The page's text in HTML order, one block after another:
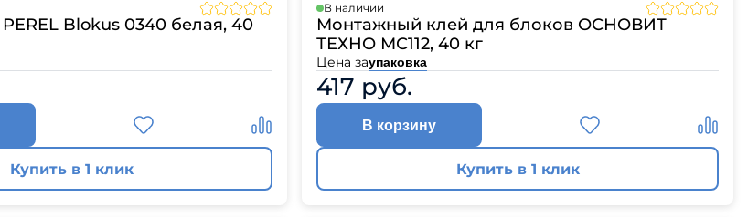
Blokus 0340 белая, 40
Купить в 1 клик
В наличии
Монтажный клей для блоков ОСНОВИТ
ТЕХНО МС112, 40 кг
Цена заупаковка
417 руб.
В корзину
Купить в 1 клик